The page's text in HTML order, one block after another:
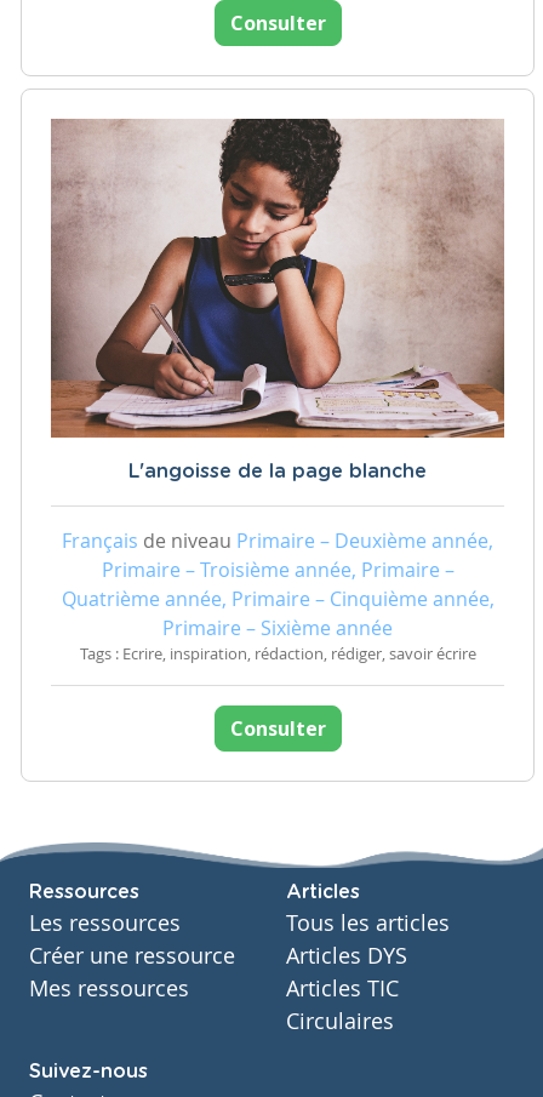
Consulter
L'angoisse de la page blanche
Français de niveau Primaire – Deuxième année,
Primaire – Troisième année, Primaire –
Quatrième année, Primaire – Cinquième année,
Primaire – Sixième année
Tags : Ecrire, inspiration, rédaction, rédiger, savoir écrire
Consulter
Ressources
Les ressources
Créer une ressource
Mes ressources
Articles
Tous les articles
Articles DYS
Articles TIC
Circulaires
Suivez-nous